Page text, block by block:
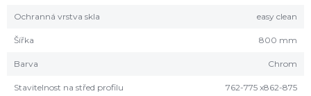
Ochranná vrstva skla easy clean
Šířka 800 mm
Barva Chrom
Stavitelnost na střed profilu 762-775 x862-875